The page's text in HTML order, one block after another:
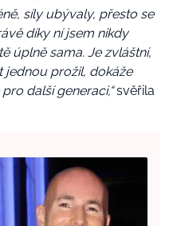
síly ubývaly, přesto se
díky ní jsem nikdy
úplně sama. Je zvláštní,
jednou prožil, dokáže
další generaci,“svěřila